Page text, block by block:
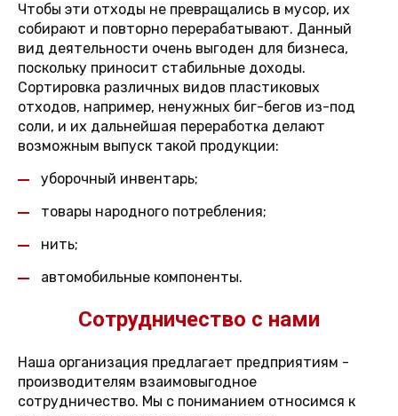
Чтобы эти отходы не превращались в мусор, их
собирают и повторно перерабатывают. Данный
вид деятельности очень выгоден для бизнеса,
поскольку приносит стабильные доходы.
Сортировка различных видов пластиковых
отходов, например, ненужных биг-бегов из-под
соли, и их дальнейшая переработка делают
возможным выпуск такой продукции:
уборочный инвентарь;
товары народного потребления;
нить;
автомобильные компоненты.
Сотрудничество с нами
Наша организация предлагает предприятиям -
производителям взаимовыгодное
сотрудничество. Мы с пониманием относимся к